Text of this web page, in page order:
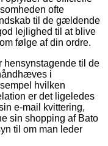
ofte
til de gældende
lejlighed til at blive
følge af din ordre.
hensynstagende til de
i
hvilken
er det ligeledes
e-mail kvittering,
sin shopping af Bato
til om man leder